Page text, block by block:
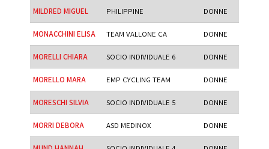
MILDRED MIGUEL PHILIPPINE DONNE
MONACCHINI ELISA TEAM VALLONE CA DONNE
MORELLI CHIARA SOCIO INDIVIDUALE 6 DONNE
MORELLO MARA EMP CYCLING TEAM DONNE
MORESCHI SILVIA SOCIO INDIVIDUALE 5 DONNE
MORRI DEBORA ASD MEDINOX DONNE